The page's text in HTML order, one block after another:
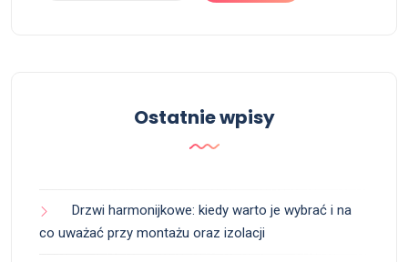
Ostatnie wpisy
Drzwi harmonijkowe: kiedy warto je wybrać i na
co uważać przy montażu oraz izolacji